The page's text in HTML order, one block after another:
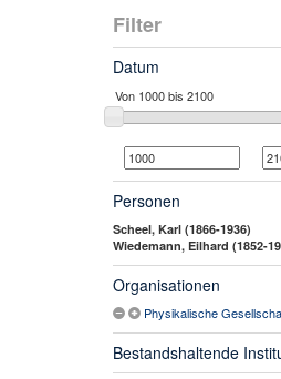
Filter
Datum
Personen
Scheel, Karl (1866-1936)
Wiedemann, Eilhard (1852-
Organisationen
Physikalische
Bestandshaltende